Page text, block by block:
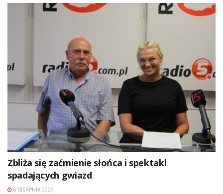
Zbliża się zaćmienie słońca i spektakl
spadających gwiazd
6 SIERPNIA 2026